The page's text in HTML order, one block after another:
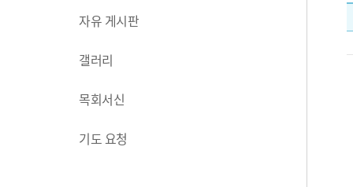
자유 게시판
갤러리
목회서신
기도 요청